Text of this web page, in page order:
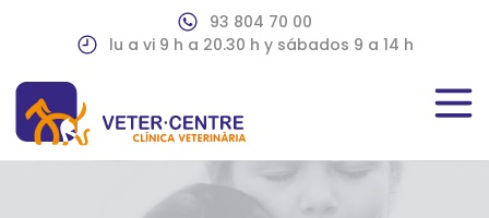
93 804 70 00
lu a vi 9 h a 20.30 h y sábados 9 a 14 h